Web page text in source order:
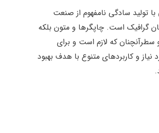
تولید سادگی نامفهوم از صنعت
گرافیک است. چاپگرها و متون بلکه
سطرآنچنان که لازم است و برای
نیاز و کاربردهای متنوع با هدف بهبود